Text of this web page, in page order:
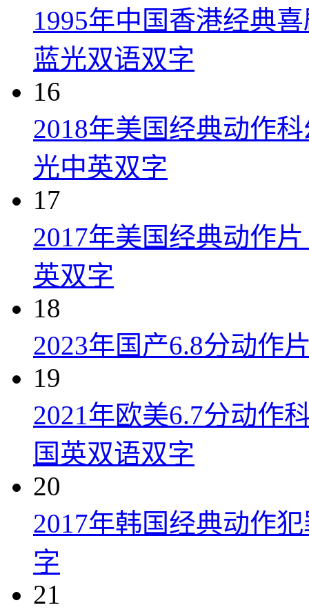
1995年中国香港经典
蓝光双语双字
16
2018年美国经典动作
光中英双字
17
2017年美国经典动作
英双字
18
2023年国产6.8分动作
19
2021年欧美6.7分动作
国英双语双字
20
2017年韩国经典动作
字
21